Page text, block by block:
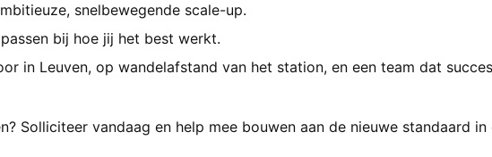
snelbewegende scale-up.
bij hoe jij het best werkt.
in Leuven, op wandelafstand van het station, en een team dat
Solliciteer vandaag en help mee bouwen aan de nieuwe standaard in